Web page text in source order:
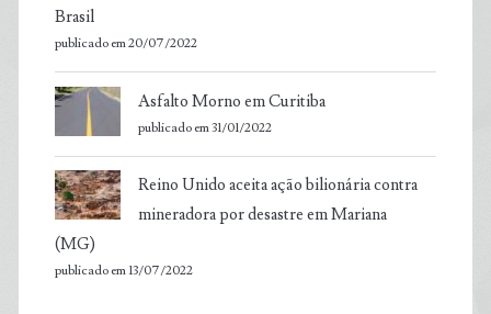
Brasil
publicado em 20/07/2022
Asfalto Morno em Curitiba
publicado em 31/01/2022
Reino Unido aceita ação bilionária contra
mineradora por desastre em Mariana
(MG)
publicado em 13/07/2022